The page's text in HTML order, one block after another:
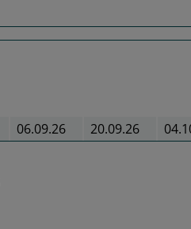
06.09.26 20.09.26